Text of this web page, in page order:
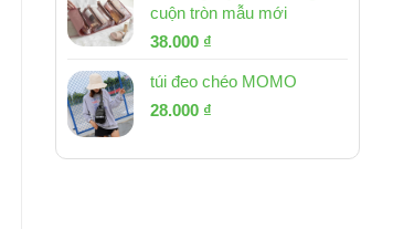
cuộn tròn mẫu mới
Giá
là:
53.000 ₫.
38.000 ₫
tại
túi đeo chéo MOMO
Giá
là:
28.000 ₫
tại